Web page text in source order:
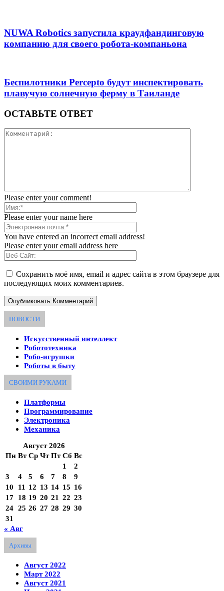
NUWA Robotics запустила краудфандинговую
компанию для своего робота-компаньона
Беспилотники Percepto будут инспектировать
плавучую солнечную ферму в Таиланде
ОСТАВЬТЕ ОТВЕТ
Please enter your comment!
Please enter your name here
You have entered an incorrect email address!
Please enter your email address here
Сохранить моё имя, email и адрес сайта в этом браузере для
последующих моих комментариев.
НОВОСТИ
Искусственный интеллект
Робототехника
Робо-игрушки
Роботы в быту
СВОИМИ РУКАМИ
Платформы
Программирование
Электроника
Механика
Август 2026
Пн Вт Ср Чт Пт Сб Вс
1
2
3
4 5 6 7 8
9
10
11 12 13 14 15 16
17
18 19 20 21 22 23
24 25 26 27 28 29 30
31
« Авг
Архивы
Август 2022
Март 2022
Август 2021